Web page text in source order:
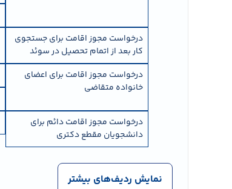
درخواست مجوز اقامت برای جستجوی
کار بعد از اتمام تحصیل در سوئد
درخواست مجوز اقامت برای اعضای
خانواده متقاضی
درخواست مجوز اقامت دائم برای
دانشجویان مقطع دکتری
نمایش ردیف‌های بیشتر